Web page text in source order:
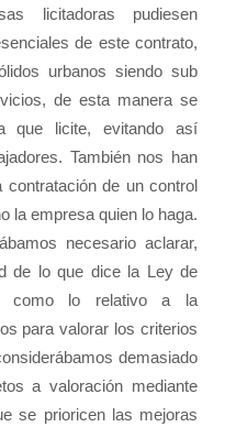
licitadoras pudiesen
de este contrato,
urbanos siendo sub
de esta manera se
que licite, evitando así
También nos han
de un control
la empresa quien lo haga.
necesario aclarar,
de lo que dice la Ley de
como lo relativo a la
para valorar los criterios
demasiado
a valoración mediante
se prioricen las mejoras